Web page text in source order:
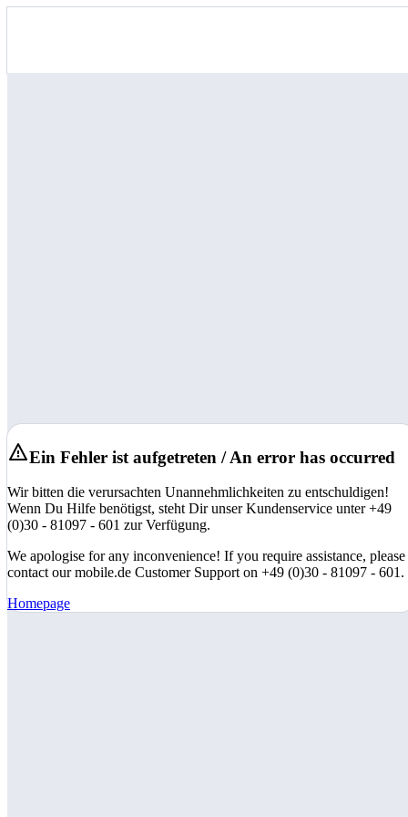
Ein Fehler ist aufgetreten / An error has occurred
Wir bitten die verursachten Unannehmlichkeiten zu entschuldigen!
Wenn Du Hilfe benötigst, steht Dir unser Kundenservice unter +49
(0)30 - 81097 - 601 zur Verfügung.
We apologise for any inconvenience! If you require assistance, please
contact our mobile.de Customer Support on +49 (0)30 - 81097 - 601.
Homepage